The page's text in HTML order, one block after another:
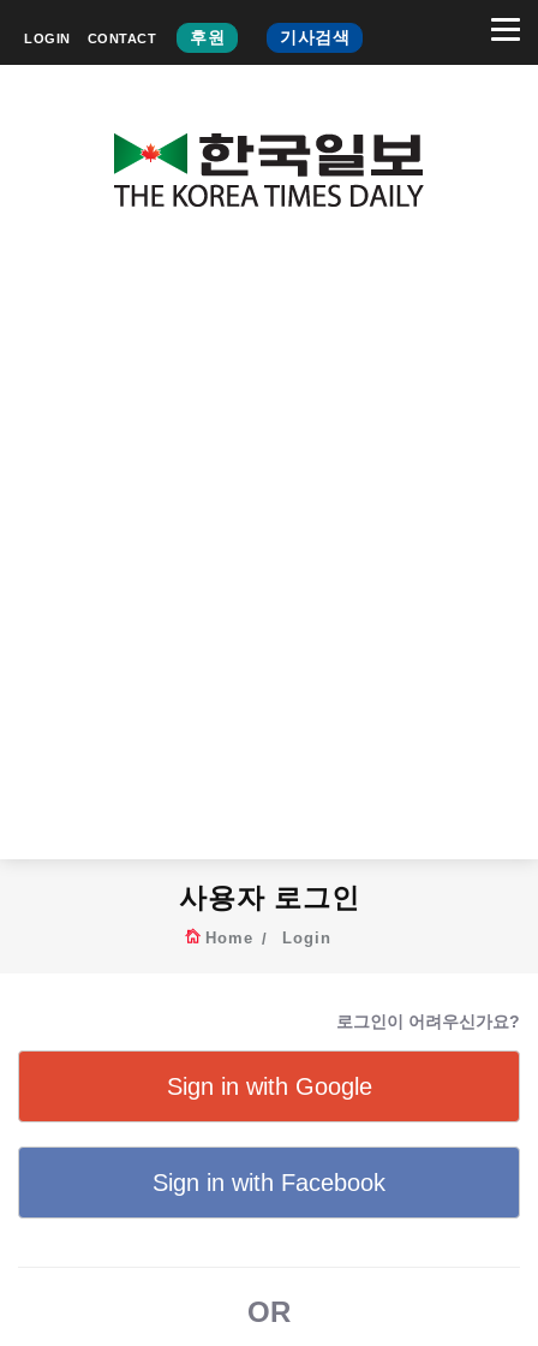
LOGIN CONTACT 후원 기사검색
사용자 로그인
Home Login
로그인이 어려우신가요?
Sign in with Google
Sign in with Facebook
OR